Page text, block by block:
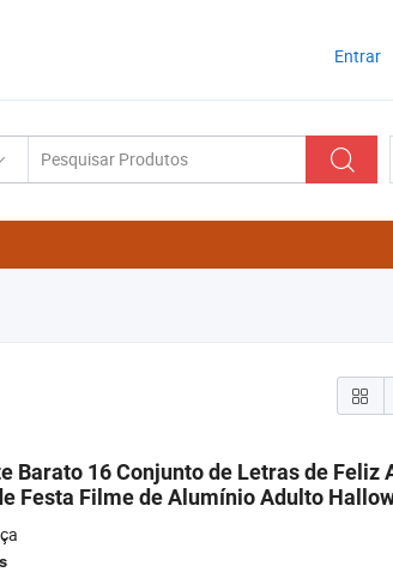
Entrar
Barato 16 Conjunto de Letras de Feliz
Festa Filme de Alumínio Adulto
Novo Balão